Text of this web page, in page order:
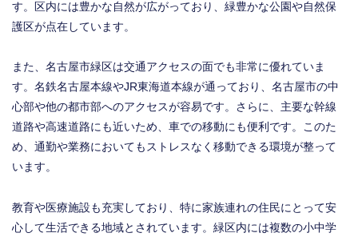
す。区内には豊かな自然が広がっており、緑豊かな公園や自然保
護区が点在しています。
また、名古屋市緑区は交通アクセスの面でも非常に優れていま
す。名鉄名古屋本線やJR東海道本線が通っており、名古屋市の中
心部や他の都市部へのアクセスが容易です。さらに、主要な幹線
道路や高速道路にも近いため、車での移動にも便利です。このた
め、通勤や業務においてもストレスなく移動できる環境が整って
います。
教育や医療施設も充実しており、特に家族連れの住民にとって安
心して生活できる地域とされています。緑区内には複数の小中学